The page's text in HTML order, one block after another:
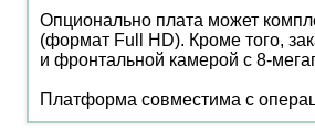
Опционально плата может
(формат Full HD). Кроме того,
и фронтальной камерой с 8-
Платформа совместима с